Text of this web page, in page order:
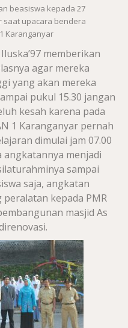
beasiswa kepada 27
saat upacara bendera
Karanganyar
memberikan
agar mereka
yang akan mereka
pukul 15.30 jangan
kesah karena pada
1 Karanganyar pernah
dimulai jam 07.00
angkatannya menjadi
sampai
saja, angkatan
kepada PMR
masjid As